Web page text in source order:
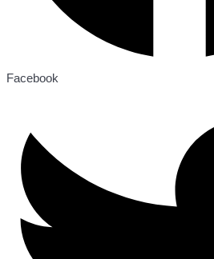
Facebook